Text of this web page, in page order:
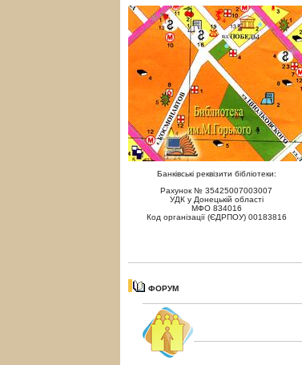
Банківські реквізити бібліотеки:
Рахунок № 35425007003007
УДК у Донецькій області
МФО 834016
Код організації (ЄДРПОУ) 00183816
ФОРУМ